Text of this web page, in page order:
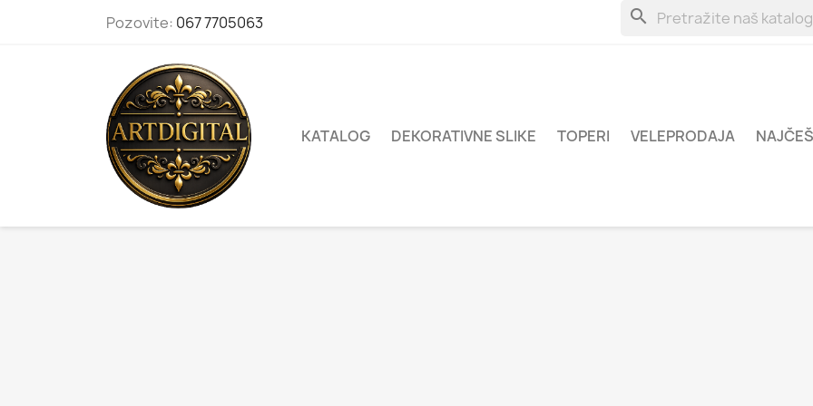
Pozovite: 067 7705063 search
KATALOG DEKORATIVNE SLIKE TOPERI VELEPRODAJA